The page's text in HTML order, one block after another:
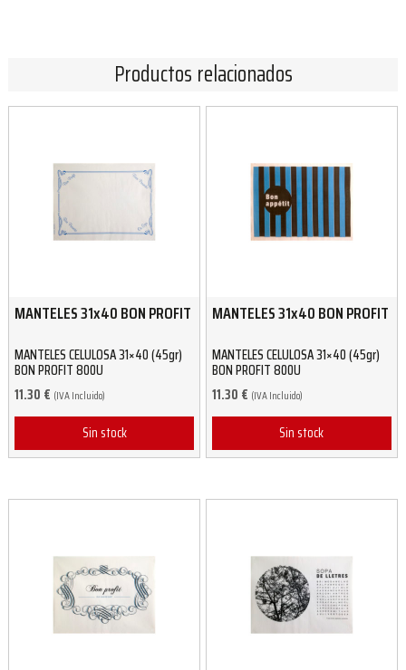
Productos relacionados
MANTELES 31x40 BON PROFIT
MANTELES CELULOSA 31×40 (45gr)
BON PROFIT 800U
11.30 € (IVA Incluido)
Sin stock
MANTELES 31x40 BON PROFIT
MANTELES CELULOSA 31×40 (45gr)
BON PROFIT 800U
11.30 € (IVA Incluido)
Sin stock